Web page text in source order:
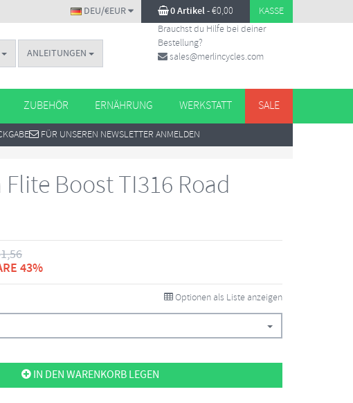
0 Artikel-€0,00 KASSE
DEU/€EUR
ANLEITUNGEN
Brauchst du Hilfe bei deiner
Bestellung?
sales@merlincycles.com
ZUBEHÖR ERNÄHRUNG WERKSTATT SALE
FÜR UNSEREN NEWSLETTER ANMELDEN
Boost TI316 Road
43%
Optionen als Liste anzeigen
IN DEN WARENKORB LEGEN